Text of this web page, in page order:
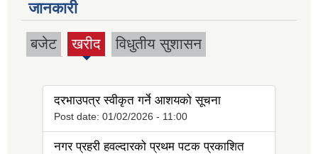
जानकारी
बजेट खरीद
(active
विधुतीय सुशासन
दरभाउपत्र स्वीकृत गर्ने आशयको सूचना
Post date: 01/02/2026 - 11:00
नगर प्रहरी हवल्दारको प्रथम पटक प्रकाशित